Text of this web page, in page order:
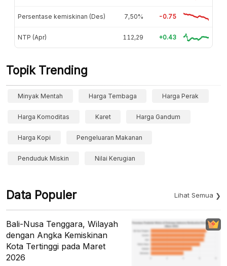
Persentase kemiskinan (Des) 7,50% -0.75
NTP (Apr) 112,29 +0.43
Topik Trending
Minyak Mentah Harga Tembaga Harga Perak
Harga Komoditas Karet Harga Gandum
Harga Kopi Pengeluaran Makanan
Penduduk Miskin Nilai Kerugian
Data Populer Lihat Semua
Bali-Nusa Tenggara, Wilayah
dengan Angka Kemiskinan
Kota Tertinggi pada Maret
2026